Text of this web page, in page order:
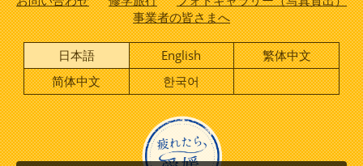
事業者の皆さまへ
日本語 English
繁体中文
简体中文
한국어